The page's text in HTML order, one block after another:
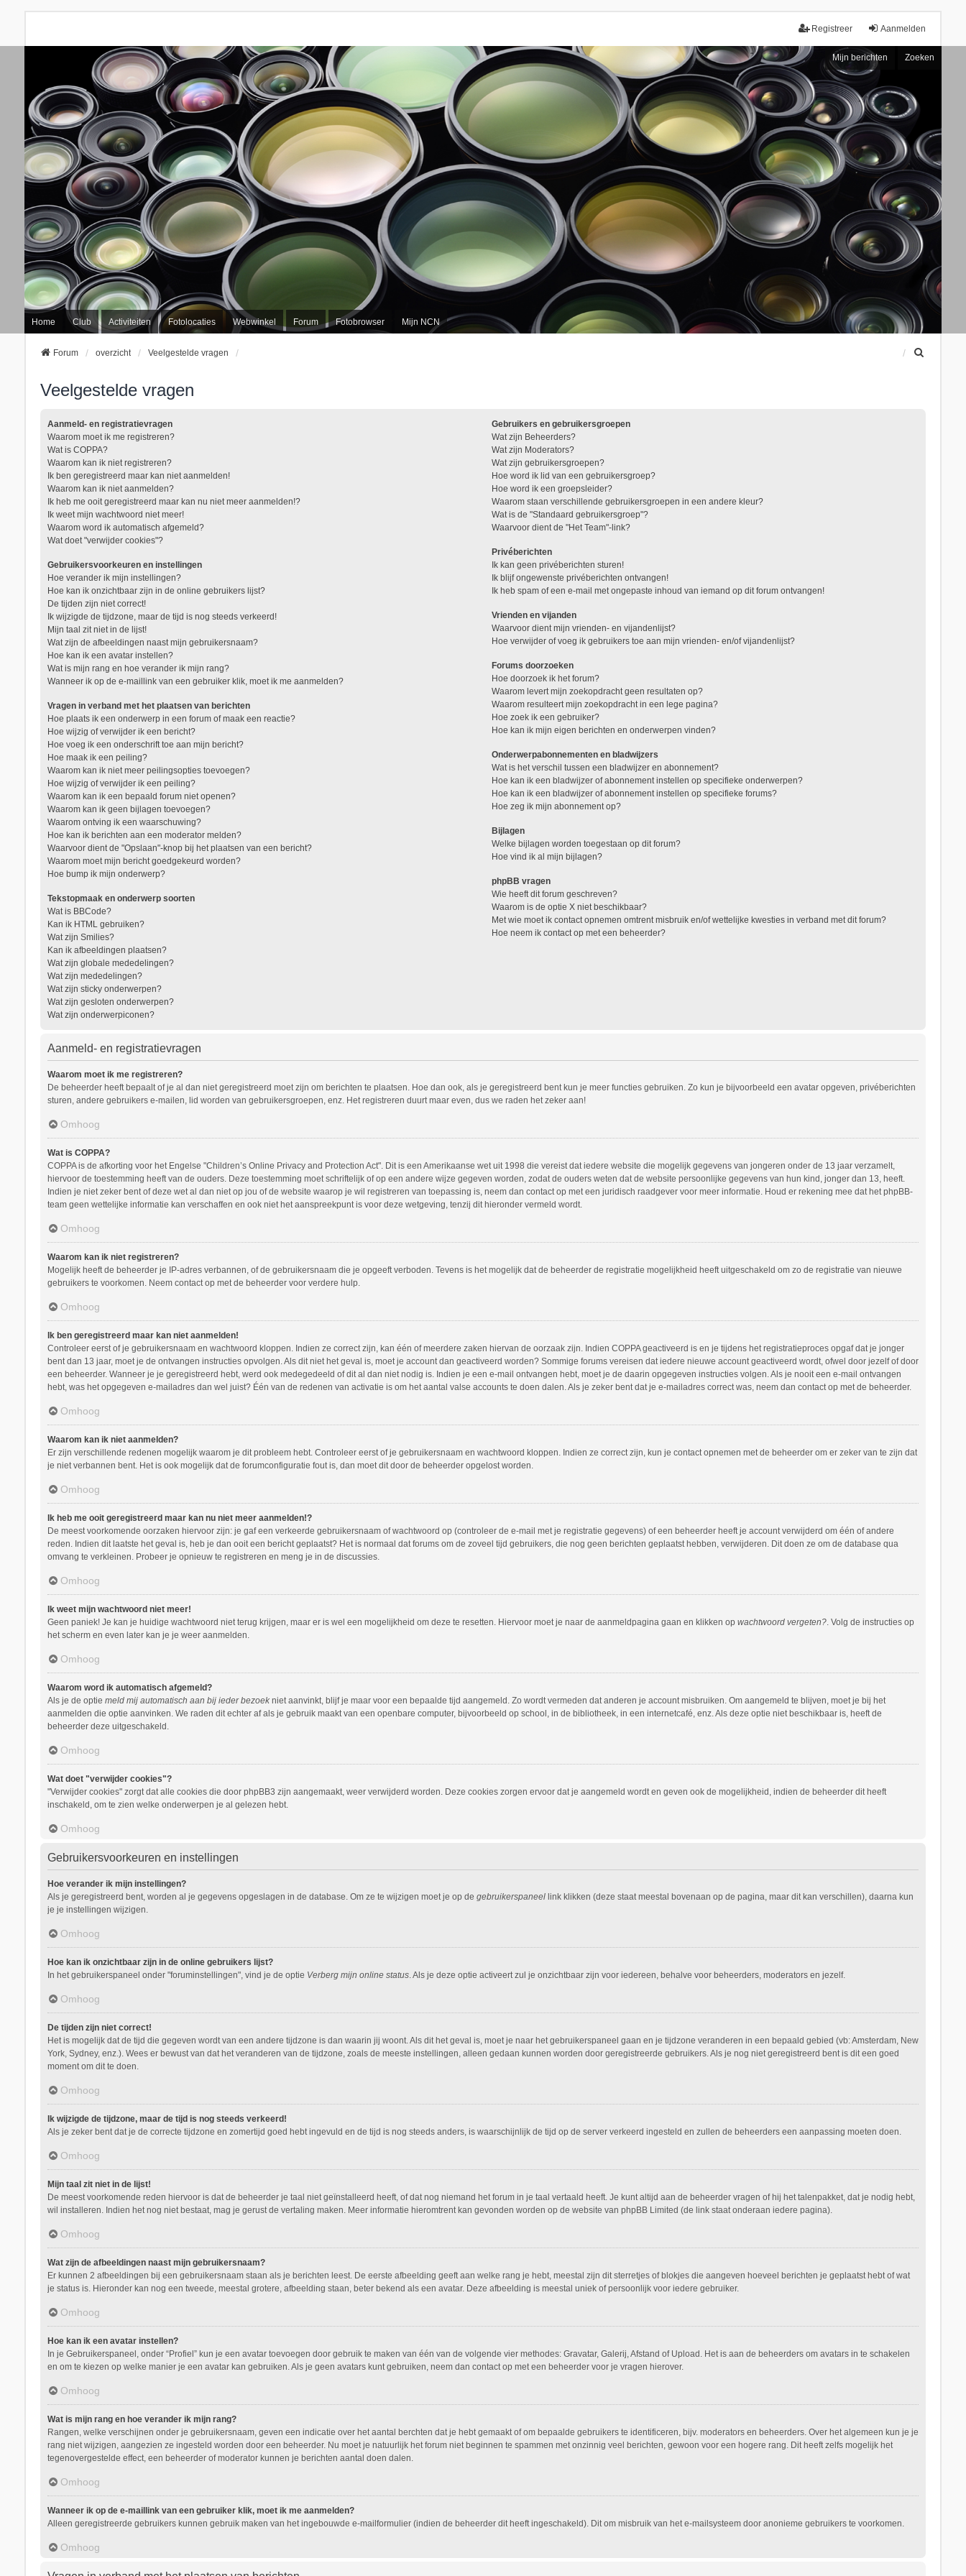
Aanmelden
Registreer
Mijn berichten Zoeken
Home Club Activiteiten Fotolocaties Webwinkel Forum Fotobrowser Mijn NCN
Forum overzicht Veelgestelde vragen
Veelgestelde vragen
Aanmeld- en registratievragen
Waarom moet ik me registreren?
Wat is COPPA?
Waarom kan ik niet registreren?
Ik ben geregistreerd maar kan niet aanmelden!
Waarom kan ik niet aanmelden?
Ik heb me ooit geregistreerd maar kan nu niet meer aanmelden!?
Ik weet mijn wachtwoord niet meer!
Waarom word ik automatisch afgemeld?
Wat doet "verwijder cookies"?
Gebruikersvoorkeuren en instellingen
Hoe verander ik mijn instellingen?
Hoe kan ik onzichtbaar zijn in de online gebruikers lijst?
De tijden zijn niet correct!
Ik wijzigde de tijdzone, maar de tijd is nog steeds verkeerd!
Mijn taal zit niet in de lijst!
Wat zijn de afbeeldingen naast mijn gebruikersnaam?
Hoe kan ik een avatar instellen?
Wat is mijn rang en hoe verander ik mijn rang?
Wanneer ik op de e-maillink van een gebruiker klik, moet ik me aanmelden?
Vragen in verband met het plaatsen van berichten
Hoe plaats ik een onderwerp in een forum of maak een reactie?
Hoe wijzig of verwijder ik een bericht?
Hoe voeg ik een onderschrift toe aan mijn bericht?
Hoe maak ik een peiling?
Waarom kan ik niet meer peilingsopties toevoegen?
Hoe wijzig of verwijder ik een peiling?
Waarom kan ik een bepaald forum niet openen?
Waarom kan ik geen bijlagen toevoegen?
Waarom ontving ik een waarschuwing?
Hoe kan ik berichten aan een moderator melden?
Waarvoor dient de "Opslaan"-knop bij het plaatsen van een bericht?
Waarom moet mijn bericht goedgekeurd worden?
Hoe bump ik mijn onderwerp?
Tekstopmaak en onderwerp soorten
Wat is BBCode?
Kan ik HTML gebruiken?
Wat zijn Smilies?
Kan ik afbeeldingen plaatsen?
Wat zijn globale mededelingen?
Wat zijn mededelingen?
Wat zijn sticky onderwerpen?
Wat zijn gesloten onderwerpen?
Wat zijn onderwerpiconen?
Gebruikers en gebruikersgroepen
Wat zijn Beheerders?
Wat zijn Moderators?
Wat zijn gebruikersgroepen?
Hoe word ik lid van een gebruikersgroep?
Hoe word ik een groepsleider?
Waarom staan verschillende gebruikersgroepen in een andere kleur?
Wat is de "Standaard gebruikersgroep"?
Waarvoor dient de "Het Team"-link?
Privéberichten
Ik kan geen privéberichten sturen!
Ik blijf ongewenste privéberichten ontvangen!
Ik heb spam of een e-mail met ongepaste inhoud van iemand op dit forum ontvangen!
Vrienden en vijanden
Waarvoor dient mijn vrienden- en vijandenlijst?
Hoe verwijder of voeg ik gebruikers toe aan mijn vrienden- en/of vijandenlijst?
Forums doorzoeken
Hoe doorzoek ik het forum?
Waarom levert mijn zoekopdracht geen resultaten op?
Waarom resulteert mijn zoekopdracht in een lege pagina?
Hoe zoek ik een gebruiker?
Hoe kan ik mijn eigen berichten en onderwerpen vinden?
Onderwerpabonnementen en bladwijzers
Wat is het verschil tussen een bladwijzer en abonnement?
Hoe kan ik een bladwijzer of abonnement instellen op specifieke onderwerpen?
Hoe kan ik een bladwijzer of abonnement instellen op specifieke forums?
Hoe zeg ik mijn abonnement op?
Bijlagen
Welke bijlagen worden toegestaan op dit forum?
Hoe vind ik al mijn bijlagen?
phpBB vragen
Wie heeft dit forum geschreven?
Waarom is de optie X niet beschikbaar?
Met wie moet ik contact opnemen omtrent misbruik en/of wettelijke kwesties in verband met dit forum?
Hoe neem ik contact op met een beheerder?
Aanmeld- en registratievragen
Waarom moet ik me registreren?
De beheerder heeft bepaalt of je al dan niet geregistreerd moet zijn om berichten te plaatsen. Hoe dan ook, als je geregistreerd bent kun je meer functies gebruiken. Zo kun je bijvoorbeeld een avatar opgeven, privéberichten
sturen, andere gebruikers e-mailen, lid worden van gebruikersgroepen, enz. Het registreren duurt maar even, dus we raden het zeker aan!
Omhoog
Wat is COPPA?
COPPA is de afkorting voor het Engelse "Children’s Online Privacy and Protection Act". Dit is een Amerikaanse wet uit 1998 die vereist dat iedere website die mogelijk gegevens van jongeren onder de 13 jaar verzamelt,
hiervoor de toestemming heeft van de ouders. Deze toestemming moet schriftelijk of op een andere wijze gegeven worden, zodat de ouders weten dat de website persoonlijke gegevens van hun kind, jonger dan 13, heeft.
Indien je niet zeker bent of deze wet al dan niet op jou of de website waarop je wil registreren van toepassing is, neem dan contact op met een juridisch raadgever voor meer informatie. Houd er rekening mee dat het phpBB-
team geen wettelijke informatie kan verschaffen en ook niet het aanspreekpunt is voor deze wetgeving, tenzij dit hieronder vermeld wordt.
Omhoog
Waarom kan ik niet registreren?
Mogelijk heeft de beheerder je IP-adres verbannen, of de gebruikersnaam die je opgeeft verboden. Tevens is het mogelijk dat de beheerder de registratie mogelijkheid heeft uitgeschakeld om zo de registratie van nieuwe
gebruikers te voorkomen. Neem contact op met de beheerder voor verdere hulp.
Omhoog
Ik ben geregistreerd maar kan niet aanmelden!
Controleer eerst of je gebruikersnaam en wachtwoord kloppen. Indien ze correct zijn, kan één of meerdere zaken hiervan de oorzaak zijn. Indien COPPA geactiveerd is en je tijdens het registratieproces opgaf dat je jonger
bent dan 13 jaar, moet je de ontvangen instructies opvolgen. Als dit niet het geval is, moet je account dan geactiveerd worden? Sommige forums vereisen dat iedere nieuwe account geactiveerd wordt, ofwel door jezelf of door
een beheerder. Wanneer je je geregistreerd hebt, werd ook medegedeeld of dit al dan niet nodig is. Indien je een e-mail ontvangen hebt, moet je de daarin opgegeven instructies volgen. Als je nooit een e-mail ontvangen
hebt, was het opgegeven e-mailadres dan wel juist? Één van de redenen van activatie is om het aantal valse accounts te doen dalen. Als je zeker bent dat je e-mailadres correct was, neem dan contact op met de beheerder.
Omhoog
Waarom kan ik niet aanmelden?
Er zijn verschillende redenen mogelijk waarom je dit probleem hebt. Controleer eerst of je gebruikersnaam en wachtwoord kloppen. Indien ze correct zijn, kun je contact opnemen met de beheerder om er zeker van te zijn dat
je niet verbannen bent. Het is ook mogelijk dat de forumconfiguratie fout is, dan moet dit door de beheerder opgelost worden.
Omhoog
Ik heb me ooit geregistreerd maar kan nu niet meer aanmelden!?
De meest voorkomende oorzaken hiervoor zijn: je gaf een verkeerde gebruikersnaam of wachtwoord op (controleer de e-mail met je registratie gegevens) of een beheerder heeft je account verwijderd om één of andere
reden. Indien dit laatste het geval is, heb je dan ooit een bericht geplaatst? Het is normaal dat forums om de zoveel tijd gebruikers, die nog geen berichten geplaatst hebben, verwijderen. Dit doen ze om de database qua
omvang te verkleinen. Probeer je opnieuw te registreren en meng je in de discussies.
Omhoog
Ik weet mijn wachtwoord niet meer!
Geen paniek! Je kan je huidige wachtwoord niet terug krijgen, maar er is wel een mogelijkheid om deze te resetten. Hiervoor moet je naar de aanmeldpagina gaan en klikken op wachtwoord vergeten?. Volg de instructies op
het scherm en even later kan je je weer aanmelden.
Omhoog
Waarom word ik automatisch afgemeld?
Als je de optie meld mij automatisch aan bij ieder bezoekniet aanvinkt, blijf je maar voor een bepaalde tijd aangemeld. Zo wordt vermeden dat anderen je account misbruiken. Om aangemeld te blijven, moet je bij het
aanmelden die optie aanvinken. We raden dit echter af als je gebruik maakt van een openbare computer, bijvoorbeeld op school, in de bibliotheek, in een internetcafé, enz. Als deze optie niet beschikbaar is, heeft de
beheerder deze uitgeschakeld.
Omhoog
Wat doet "verwijder cookies"?
"Verwijder cookies" zorgt dat alle cookies die door phpBB3 zijn aangemaakt, weer verwijderd worden. Deze cookies zorgen ervoor dat je aangemeld wordt en geven ook de mogelijkheid, indien de beheerder dit heeft
inschakeld, om te zien welke onderwerpen je al gelezen hebt.
Omhoog
Gebruikersvoorkeuren en instellingen
Hoe verander ik mijn instellingen?
Als je geregistreerd bent, worden al je gegevens opgeslagen in de database. Om ze te wijzigen moet je op de gebruikerspaneellink klikken (deze staat meestal bovenaan op de pagina, maar dit kan verschillen), daarna kun
je je instellingen wijzigen.
Omhoog
Hoe kan ik onzichtbaar zijn in de online gebruikers lijst?
In het gebruikerspaneel onder "foruminstellingen", vind je de optie Verberg mijn online status. Als je deze optie activeert zul je onzichtbaar zijn voor iedereen, behalve voor beheerders, moderators en jezelf.
Omhoog
De tijden zijn niet correct!
Het is mogelijk dat de tijd die gegeven wordt van een andere tijdzone is dan waarin jij woont. Als dit het geval is, moet je naar het gebruikerspaneel gaan en je tijdzone veranderen in een bepaald gebied (vb: Amsterdam, New
York, Sydney, enz.). Wees er bewust van dat het veranderen van de tijdzone, zoals de meeste instellingen, alleen gedaan kunnen worden door geregistreerde gebruikers. Als je nog niet geregistreerd bent is dit een goed
moment om dit te doen.
Omhoog
Ik wijzigde de tijdzone, maar de tijd is nog steeds verkeerd!
Als je zeker bent dat je de correcte tijdzone en zomertijd goed hebt ingevuld en de tijd is nog steeds anders, is waarschijnlijk de tijd op de server verkeerd ingesteld en zullen de beheerders een aanpassing moeten doen.
Omhoog
Mijn taal zit niet in de lijst!
De meest voorkomende reden hiervoor is dat de beheerder je taal niet geïnstalleerd heeft, of dat nog niemand het forum in je taal vertaald heeft. Je kunt altijd aan de beheerder vragen of hij het talenpakket, dat je nodig hebt,
wil installeren. Indien het nog niet bestaat, mag je gerust de vertaling maken. Meer informatie hieromtrent kan gevonden worden op de website van phpBB Limited (de link staat onderaan iedere pagina).
Omhoog
Wat zijn de afbeeldingen naast mijn gebruikersnaam?
Er kunnen 2 afbeeldingen bij een gebruikersnaam staan als je berichten leest. De eerste afbeelding geeft aan welke rang je hebt, meestal zijn dit sterretjes of blokjes die aangeven hoeveel berichten je geplaatst hebt of wat
je status is. Hieronder kan nog een tweede, meestal grotere, afbeelding staan, beter bekend als een avatar. Deze afbeelding is meestal uniek of persoonlijk voor iedere gebruiker.
Omhoog
Hoe kan ik een avatar instellen?
In je Gebruikerspaneel, onder “Profiel” kun je een avatar toevoegen door gebruik te maken van één van de volgende vier methodes: Gravatar, Galerij, Afstand of Upload. Het is aan de beheerders om avatars in te schakelen
en om te kiezen op welke manier je een avatar kan gebruiken. Als je geen avatars kunt gebruiken, neem dan contact op met een beheerder voor je vragen hierover.
Omhoog
Wat is mijn rang en hoe verander ik mijn rang?
Rangen, welke verschijnen onder je gebruikersnaam, geven een indicatie over het aantal berchten dat je hebt gemaakt of om bepaalde gebruikers te identificeren, bijv. moderators en beheerders. Over het algemeen kun je je
rang niet wijzigen, aangezien ze ingesteld worden door een beheerder. Nu moet je natuurlijk het forum niet beginnen te spammen met onzinnig veel berichten, gewoon voor een hogere rang. Dit heeft zelfs mogelijk het
tegenovergestelde effect, een beheerder of moderator kunnen je berichten aantal doen dalen.
Omhoog
Wanneer ik op de e-maillink van een gebruiker klik, moet ik me aanmelden?
Alleen geregistreerde gebruikers kunnen gebruik maken van het ingebouwde e-mailformulier (indien de beheerder dit heeft ingeschakeld). Dit om misbruik van het e-mailsysteem door anonieme gebruikers te voorkomen.
Omhoog